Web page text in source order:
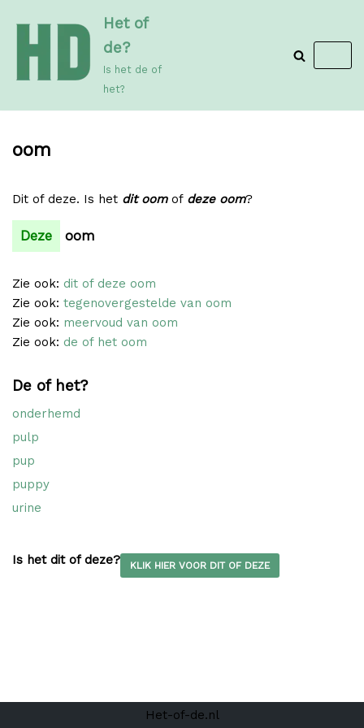
de
inhoud
Het of
de?
Is het de of
het?
oom
Dit of deze. Is het dit oomof deze oom?
Deze oom
Zie ook: dit of deze oom
Zie ook: tegenovergestelde van oom
Zie ook: meervoud van oom
Zie ook: de of het oom
De of het?
onderhemd
pulp
pup
puppy
urine
Is het dit of deze? KLIK HIER VOOR DIT OF DEZE
Het-of-de.nl